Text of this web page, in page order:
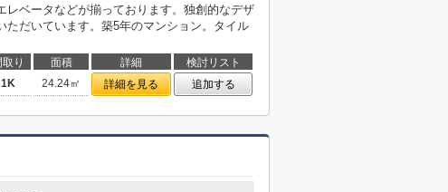
レベータなどが揃っております。独創的なデザ
ただいています。築5年のマンション。タイル
取り 面積 詳細
検討リスト
1K 24.24㎡ 詳細を見る 追加する